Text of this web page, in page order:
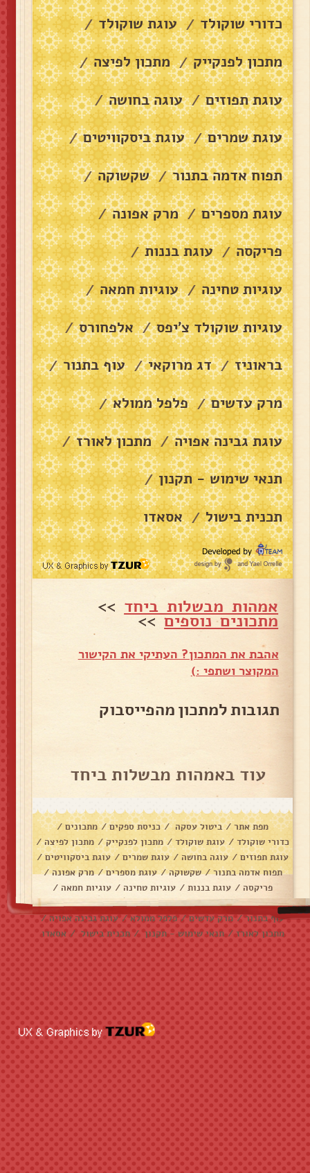
כדורי שוקולד / עוגת שוקולד /
מתכון לפנקייק / מתכון לפיצה /
עוגת תפוזים / עוגה בחושה /
עוגת שמרים / עוגת ביסקוויטים /
תפוח אדמה בתנור / שקשוקה /
עוגת מספרים / מרק אפונה /
פריקסה / עוגת בננות /
עוגיות טחינה / עוגיות חמאה /
עוגיות שוקולד צ׳יפס / אלפחורס /
בראוניז / דג מרוקאי / עוף בתנור /
מרק עדשים / פלפל ממולא /
עוגת גבינה אפויה / מתכון לאורז /
תנאי שימוש - תקנון /
תכנית בישול / אסאדו
אמהות מבשלות ביחד >>
מתכונים נוספים>>
אהבת את המתכון? העתיקי את הקישור
המקוצר ושתפי :)
תגובות למתכון מהפייסבוק
עוד באמהות מבשלות ביחד
מפת אתר/ ביטול עסקה/ כניסת ספקים/ מתכונים /
כדורי שוקולד / עוגת שוקולד / מתכון לפנקייק / מתכון לפיצה/
עוגת תפוזים / עוגה בחושה / עוגת שמרים / עוגת ביסקוויטים/
תפוח אדמה בתנור/ שקשוקה/ עוגת מספרים/ מרק אפונה/
פריקסה / עוגת בננות / עוגיות טחינה / עוגיות חמאה /
עוגיות שוקולד צ׳יפס/ אלפחורס/ בראוניז/ דג מרוקאי/
עוף בתנור/ מרק עדשים/ פלפל ממולא/ עוגת גבינה אפויה/
מתכון לאורז / תנאי שימוש - תקנון / תכנית בישול / אסאדו